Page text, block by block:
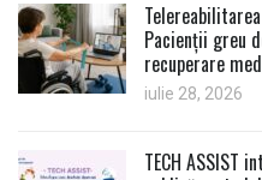
Pacienții greu
recuperare
iulie 28, 2026
TECH ASSIST